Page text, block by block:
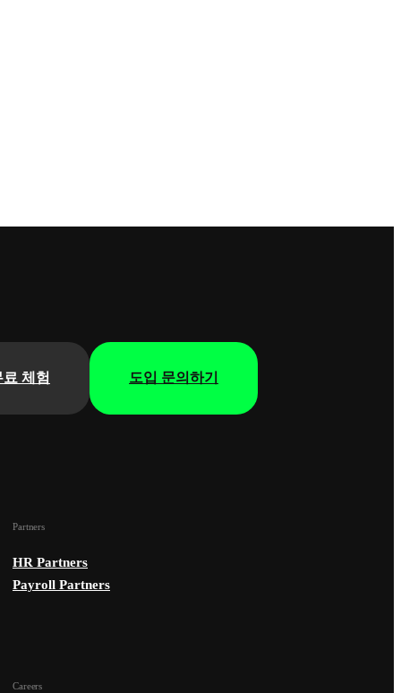
료 체험 도입 문의하기
Partners
HR Partners
Payroll Partners
Careers